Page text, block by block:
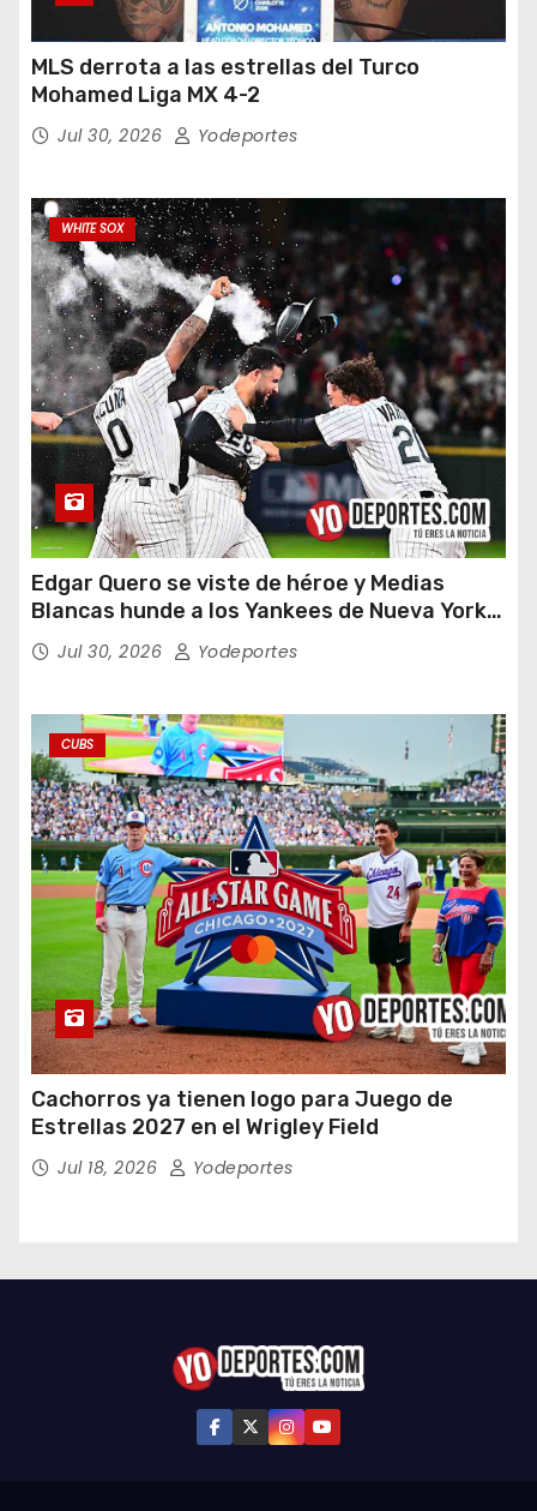
MLS derrota a las estrellas del Turco
Mohamed Liga MX 4-2
Jul 30, 2026 Yodeportes
WHITE SOX
Edgar Quero se viste de héroe y Medias
Blancas hunde a los Yankees de Nueva York
en doce entradas
Jul 30, 2026 Yodeportes
CUBS
Cachorros ya tienen logo para Juego de
Estrellas 2027 en el Wrigley Field
Jul 18, 2026 Yodeportes